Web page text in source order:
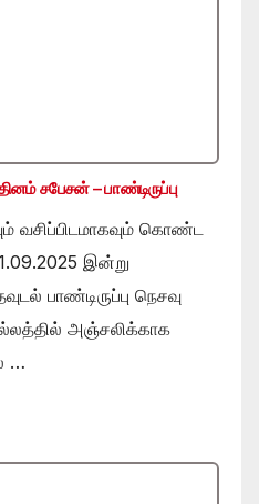
சபேசன் – பாண்டிருப்பு
வசிப்பிடமாகவும் கொண்ட
இன்று
பாண்டிருப்பு நெசவு
அஞ்சலிக்காக
…